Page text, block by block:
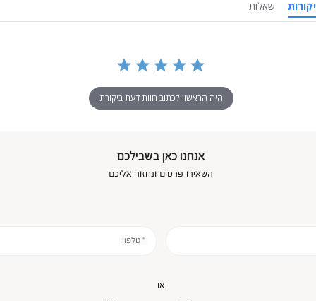
ביקורות
שאלות
היה הראשון לכתוב חוות דעת ביקורת
אנחנו כאן בשבילכם
השאירו פרטים ונחזור אליכם
* טלפון
או